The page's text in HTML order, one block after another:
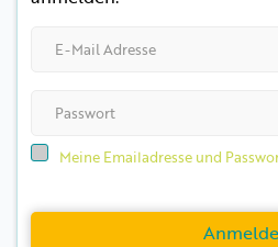
Meine Emailadresse und